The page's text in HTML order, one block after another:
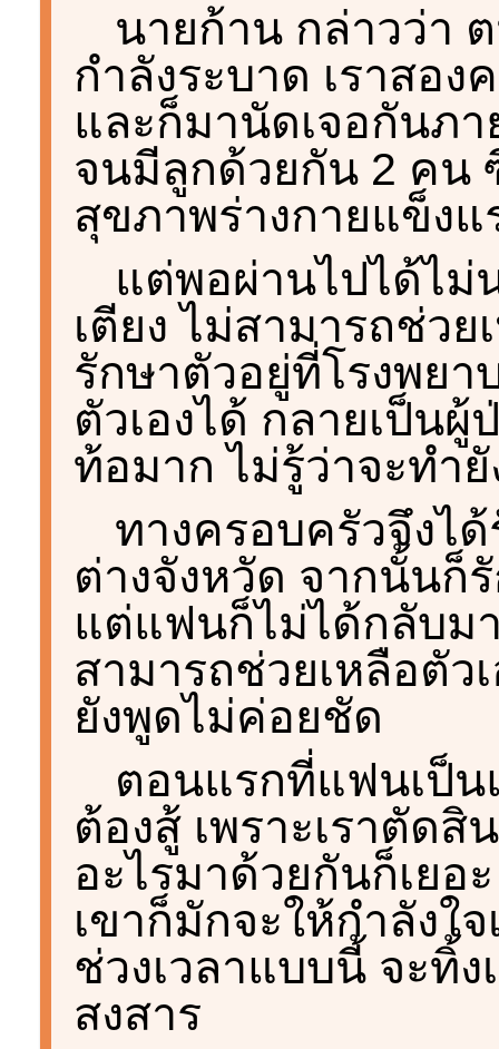
นายก้าน กล่าวว่า
กำลังระบาด เราสอ
และก็มานัดเจอกันภ
จนมีลูกด้วยกัน 2 คน
สุขภาพร่างกายแข็งแ
แต่พอผ่านไปได้ไม่
เตียง ไม่สามารถช่วย
รักษาตัวอยู่ที่โรงพย
ตัวเองได้ กลายเป็น
ท้อมาก ไม่รู้ว่าจะทำยั
ทางครอบครัวจึงไ
ต่างจังหวัด จากนั้นก็
แต่แฟนก็ไม่ได้กลับม
สามารถช่วยเหลือตัว
ยังพูดไม่ค่อยชัด
ตอนแรกที่แฟนเป็
ต้องสู้ เพราะเราตัด
อะไรมาด้วยกันก็เยอ
เขาก็มักจะให้กำลังใ
ช่วงเวลาแบบนี้ จะทิ้
สงสาร